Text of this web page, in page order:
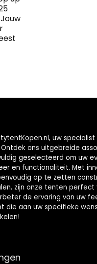
uw specialist
ons uitgebreide
geselecteerd om uw
en functionaliteit. Met
op te zetten
zijn onze tenten perfect
de ervaring van uw
die aan uw specifieke